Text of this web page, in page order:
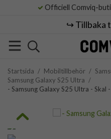
Officiell Comviq-
↪️ Tillbaka
Startsida / Mobiltillbehör /
Samsung Galaxy S25 Ultra /
- Samsung Galaxy S25 Ultra -